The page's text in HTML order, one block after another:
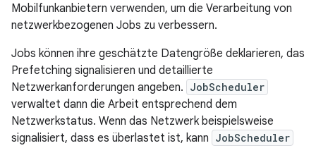
Mobilfunkanbietern verwenden, um die Verarbeitung von
netzwerkbezogenen Jobs zu verbessern.
Jobs können ihre geschätzte Datengröße deklarieren, das
Prefetching signalisieren und detaillierte
Netzwerkanforderungen angeben. JobScheduler
verwaltet dann die Arbeit entsprechend dem
Netzwerkstatus. Wenn das Netzwerk beispielsweise
signalisiert, dass es überlastet ist, kann JobScheduler